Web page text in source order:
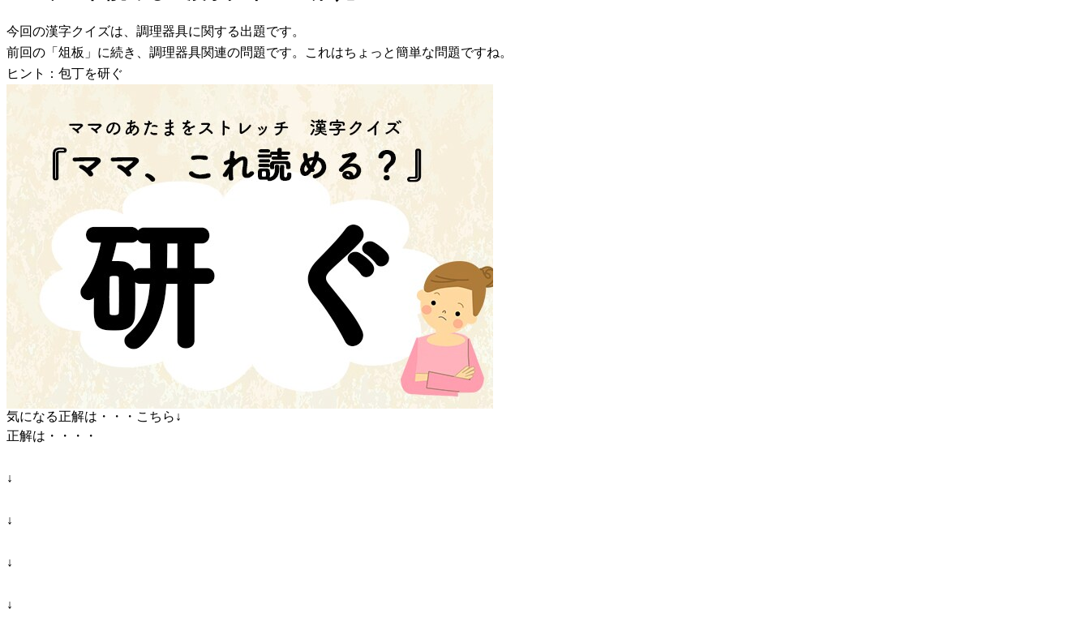
今回の漢字クイズは、調理器具に関する出題です。
前回の「俎板」に続き、調理器具関連の問題です。これはちょっと簡単な問題ですね。
ヒント：包丁を研ぐ
気になる正解は・・・こちら↓
正解は・・・・
↓
↓
↓
↓